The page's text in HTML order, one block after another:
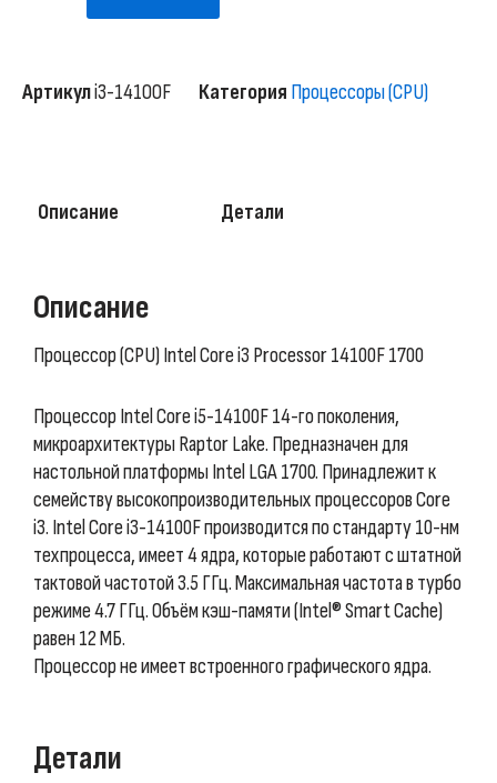
Артикулi3-14100F Категория Процессоры (CPU)
Описание Детали
Описание
Процессор (CPU) Intel Core i3 Processor 14100F 1700
Процессор Intel Core i5-14100F 14-го поколения,
микроархитектуры Raptor Lake. Предназначен для
настольной платформы Intel LGA 1700. Принадлежит к
семейству высокопроизводительных процессоров Core
i3. Intel Core i3-14100F производится по стандарту 10-нм
техпроцесса, имеет 4 ядра, которые работают с штатной
тактовой частотой 3.5 ГГц. Максимальная частота в турбо
режиме 4.7 ГГц. Объём кэш-памяти (Intel® Smart Cache)
равен 12 МБ.
Процессор не имеет встроенного графического ядра.
Детали